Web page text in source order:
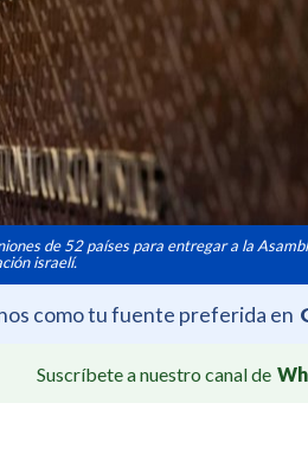
de 52 países para entregar a la
israelí.
como tu fuente preferida en
Suscríbete a nuestro canal de